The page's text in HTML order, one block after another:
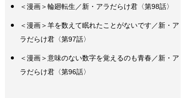
＜漫画＞輪廻転生／新・アラだらけ君〈第98話〉
＜漫画＞羊を数えて眠れたことがないです／新・ア
ラだらけ君〈第97話〉
＜漫画＞意味のない数字を覚えるのも青春／新・ア
ラだらけ君〈第96話〉